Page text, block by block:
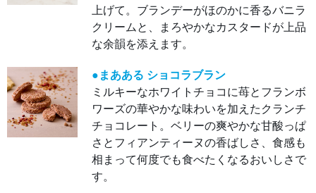
品な
余韻
を添
えま
す。
●ま
ああ
上げて。ブランデーがほのかに香るバニラ
クリームと、まろやかなカスタードが上品
な余韻を添えます。
●まあある ショコラブラン
ミルキーなホワイトチョコに苺とフランボ
ワーズの華やかな味わいを加えたクランチ
チョコレート。ベリーの爽やかな甘酸っぱ
さとフィアンティーヌの香ばしさ、食感も
相まって何度でも食べたくなるおいしさで
す。